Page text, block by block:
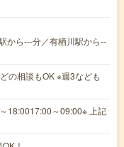
から---分／有栖川駅から--
の相談もOK ※週3なども
18:0017:00～09:00※ 上記